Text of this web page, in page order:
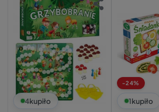
4kupiło
-24%
1kupiło